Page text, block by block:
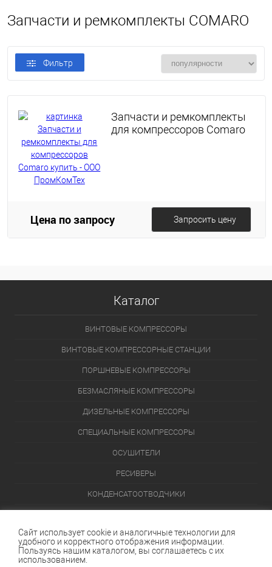
Запчасти и ремкомплекты COMARO
Фильтр
Запчасти и ремкомплекты
для компрессоров Comaro
Цена по запросу Запросить цену
Каталог
ВИНТОВЫЕ КОМПРЕССОРЫ
ВИНТОВЫЕ КОМПРЕССОРНЫЕ СТАНЦИИ
ПОРШНЕВЫЕ КОМПРЕССОРЫ
БЕЗМАСЛЯНЫЕ КОМПРЕССОРЫ
ДИЗЕЛЬНЫЕ КОМПРЕССОРЫ
СПЕЦИАЛЬНЫЕ КОМПРЕССОРЫ
ОСУШИТЕЛИ
РЕСИВЕРЫ
КОНДЕНСАТООТВОДЧИКИ
Данный интернет-сайт носит исключительно информационный
характер и ни при каких условиях не является публичной офертой,
Сайт использует cookie и аналогичные технологии для
удобного и корректного отображения информации.
Пользуясь нашим каталогом, вы соглашаетесь с их
использованием.